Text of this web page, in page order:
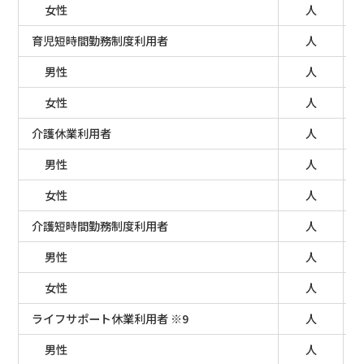
女性
人
育児短時間勤務制度利用者
人
男性
人
女性
人
介護休業利用者
人
男性
人
女性
人
介護短時間勤務制度利用者
人
男性
人
女性
人
ライフサポート休業利用者 ※9
人
男性
人